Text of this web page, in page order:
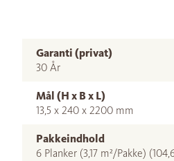
Garanti (privat)
30 År
Mål (H x B x L)
13,5 x 240 x 2200 mm
Pakkeindhold
6 Planker (3,17 m²/Pakke)